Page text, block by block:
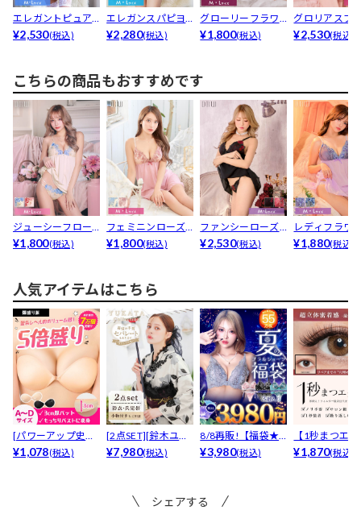
エレガントピュア
リリーベビードー
¥2,530(税込)
エレガンスパピヨ
ンベビードール
¥2,280(税込)
グローリーフラワ
ーベビードール
¥1,800(税込)
グロリアスブ
ミングベビー
¥2,530(税込)
こちらの商品もおすすめです
ジューシーフロー
ラルベビードール
¥1,800(税込)
フェミニンローズ
リボンベビードー
¥1,800(税込)
ファンシーローズ
ヴェールベビード
¥2,530(税込)
レディフラワ
ュールベビー
¥1,880(税込)
人気アイテムはこちら
[パワーアップ史上
最強5倍盛りアップ
¥1,078(税込)
[2点SET][鈴木ユリ
ア(baby)...
¥7,980(税込)
8/8再販!【福袋★
ブラセット3点
¥3,980(税込)
【1秒まつエ
リュームタイ
¥1,870(税込)
シェアする